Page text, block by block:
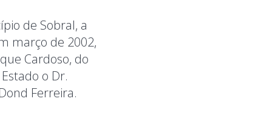
de Sobral, a
março de 2002,
Cardoso, do
o Dr.
Ferreira.